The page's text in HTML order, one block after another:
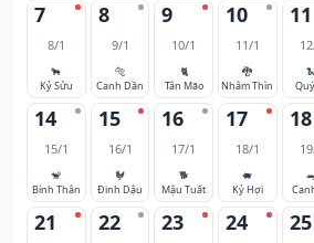
7
8/1
🐂
Kỷ Sửu
8
9/1
🐅
Canh Dần
9
10/1
🐈
Tân Mão
10
11/1
🐉
Nhâm Thìn
11
14
15/1
🐒
Bính Thân
15
16/1
🐓
Đinh Dậu
16
17/1
🐕
Mậu Tuất
17
18/1
🐖
Kỷ Hợi
18
21 22 23 24 25